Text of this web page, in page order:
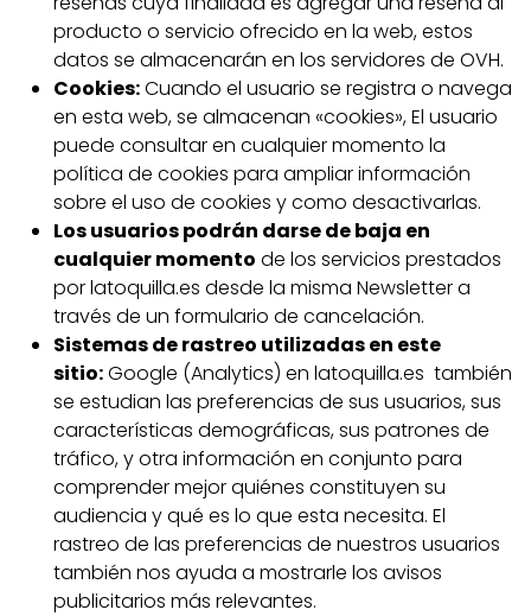
producto o servicio ofrecido en la web, estos
datos se almacenarán en los servidores de OVH.
Cookies:Cuando el usuario se registra o navega
en esta web, se almacenan «cookies», El usuario
puede consultar en cualquier momento la
política de cookies para ampliar información
sobre el uso de cookies y como desactivarlas.
Los usuarios podrán darse de baja en
cualquier momento de los servicios prestados
por latoquilla.es desde la misma Newsletter a
través de un formulario de cancelación.
Sistemas de rastreo utilizadas en este
sitio:Google (Analytics) en latoquilla.es también
se estudian las preferencias de sus usuarios, sus
características demográficas, sus patrones de
tráfico, y otra información en conjunto para
comprender mejor quiénes constituyen su
audiencia y qué es lo que esta necesita. El
rastreo de las preferencias de nuestros usuarios
también nos ayuda a mostrarle los avisos
publicitarios más relevantes.